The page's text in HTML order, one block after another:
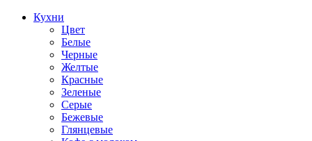
Кухни
Цвет
Белые
Черные
Желтые
Красные
Зеленые
Серые
Бежевые
Глянцевые